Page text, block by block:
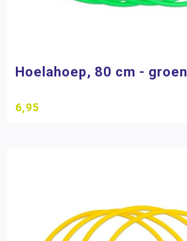
Hoelahoep, 80 cm - groen
6,95